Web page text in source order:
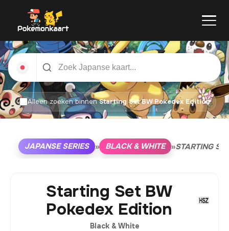
Alleen zoeken binnenStarting Set BW Pokedex Edition
JAPANSE SERIES » BLACK & WHITE »STARTING
Starting Set BW
Pokedex Edition
Black & White